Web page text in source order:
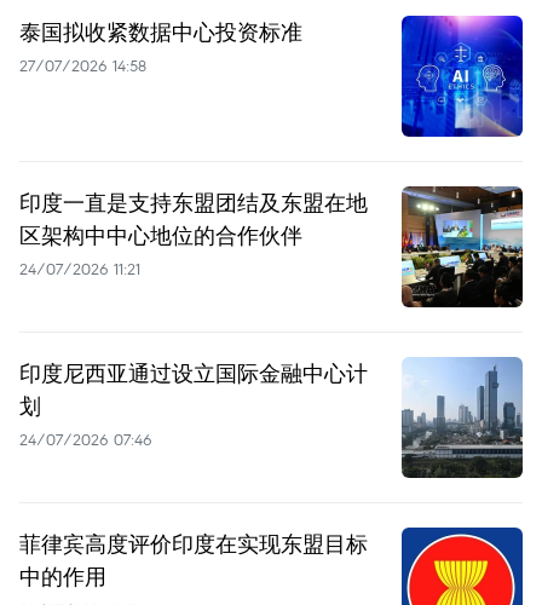
泰国拟收紧数据中心投资标准
27/07/2026 14:58
印度一直是支持东盟团结及东盟在地
区架构中中心地位的合作伙伴
24/07/2026 11:21
印度尼西亚通过设立国际金融中心计
划
24/07/2026 07:46
菲律宾高度评价印度在实现东盟目标
中的作用